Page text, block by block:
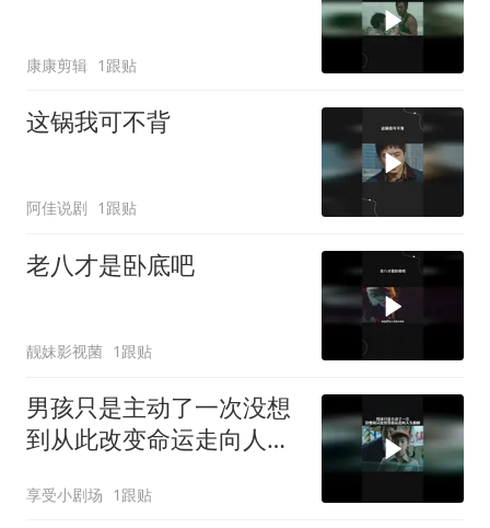
康康剪辑 1跟贴
这锅我可不背
阿佳说剧 1跟贴
老八才是卧底吧
靓妹影视菌 1跟贴
男孩只是主动了一次没想
到从此改变命运走向人生
享受小剧场 1跟贴